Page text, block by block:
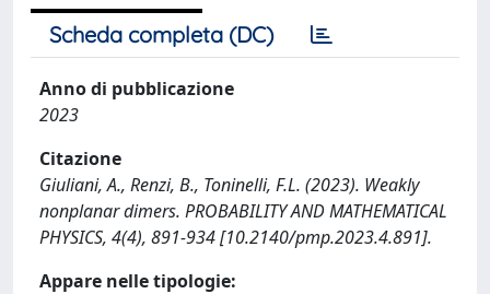
Scheda completa (DC)
Anno di pubblicazione
2023
Citazione
Giuliani, A., Renzi, B., Toninelli, F.L. (2023). Weakly
nonplanar dimers. PROBABILITY AND MATHEMATICAL
PHYSICS, 4(4), 891-934 [10.2140/pmp.2023.4.891].
Appare nelle tipologie: